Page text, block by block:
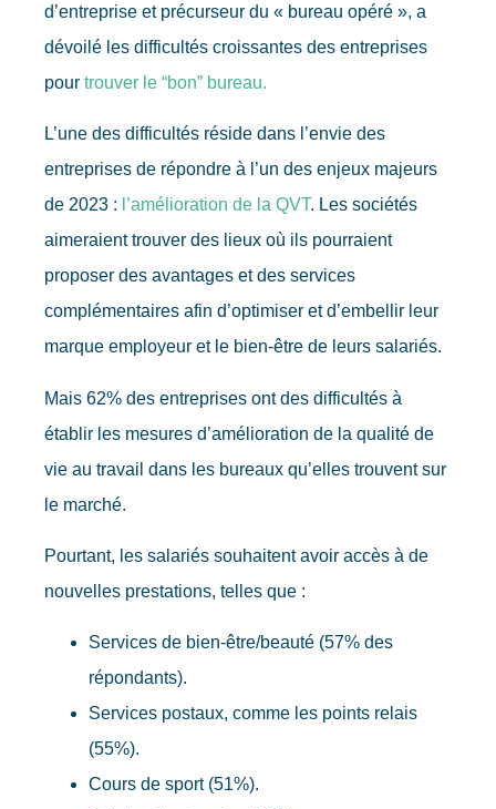
d’entreprise et précurseur du « bureau opéré », a
dévoilé les difficultés croissantes des entreprises
pour trouver le “bon” bureau.
L’une des difficultés réside dans l’envie des
entreprises de répondre à l’un des enjeux majeurs
de 2023 : l’amélioration de la QVT. Les sociétés
aimeraient trouver des lieux où ils pourraient
proposer des avantages et des services
complémentaires afin d’optimiser et d’embellir leur
marque employeur et le bien-être de leurs salariés.
Mais 62% des entreprises ont des difficultés à
établir les mesures d’amélioration de la qualité de
vie au travail dans les bureaux qu’elles trouvent sur
le marché.
Pourtant, les salariés souhaitent avoir accès à de
nouvelles prestations, telles que :
Services de bien-être/beauté (57% des
répondants).
Services postaux, comme les points relais
(55%).
Cours de sport (51%).